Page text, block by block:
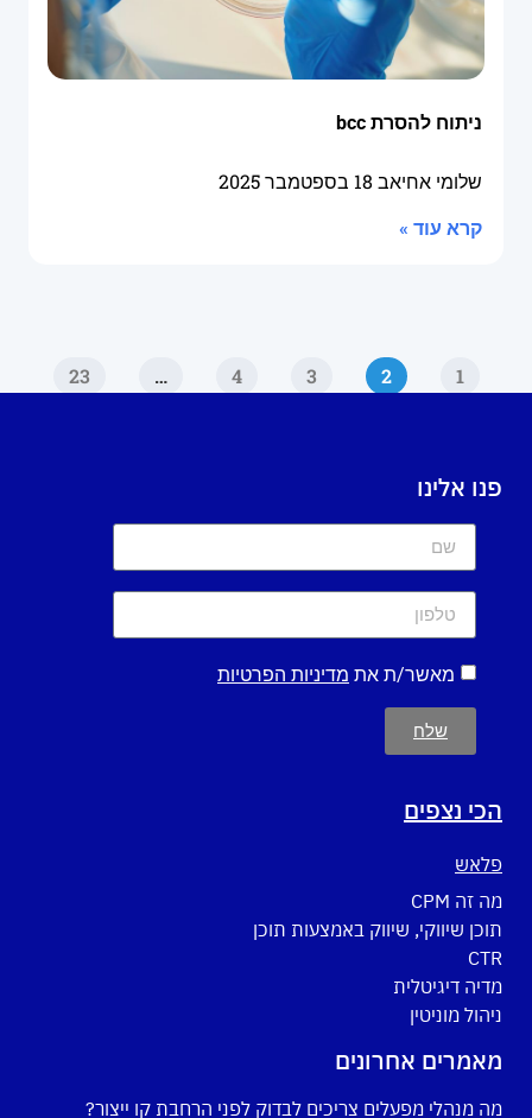
ניתוח להסרת bcc
שלומי אחיאב 18 בספטמבר 2025
קרא עוד »
1
2
3
4
…
23
פנו אלינו
מאשר/ת את מדיניות הפרטיות
שלח
הכי נצפים
פלאש
מה זה CPM
תוכן שיווקי, שיווק באמצעות תוכן
CTR
מדיה דיגיטלית
ניהול מוניטין
מאמרים אחרונים
מה מנהלי מפעלים צריכים לבדוק לפני הרחבת קו ייצור?